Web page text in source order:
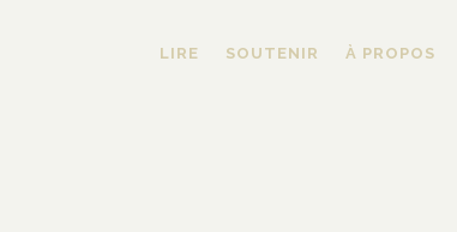
LIRE SOUTENIR À PROPOS